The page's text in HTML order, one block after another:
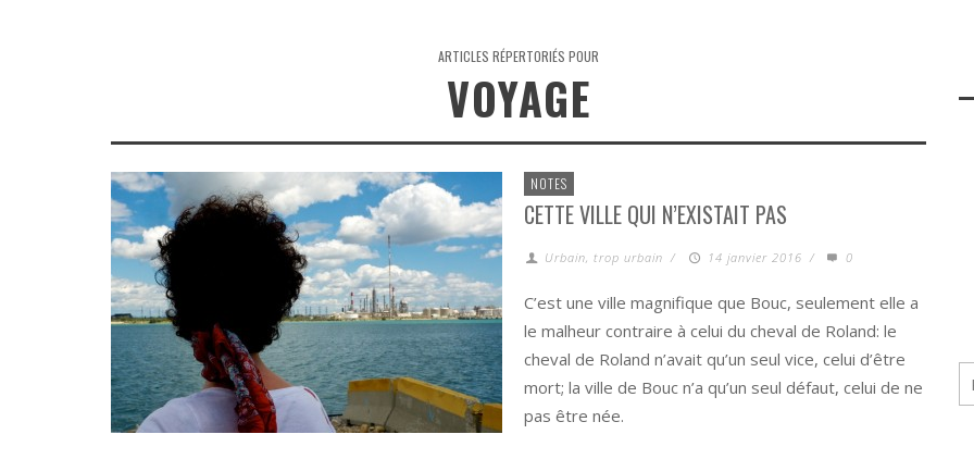
ARTICLES RÉPERTORIÉS POUR
VOYAGE
NOTES
CETTE VILLE QUI N’EXISTAIT PAS
Urbain, trop urbain / 14 janvier 2016 / 0
C’est une ville magnifique que Bouc, seulement elle a
le malheur contraire à celui du cheval de Roland: le
cheval de Roland n’avait qu’un seul vice, celui d’être
mort; la ville de Bouc n’a qu’un seul défaut, celui de ne
pas être née.